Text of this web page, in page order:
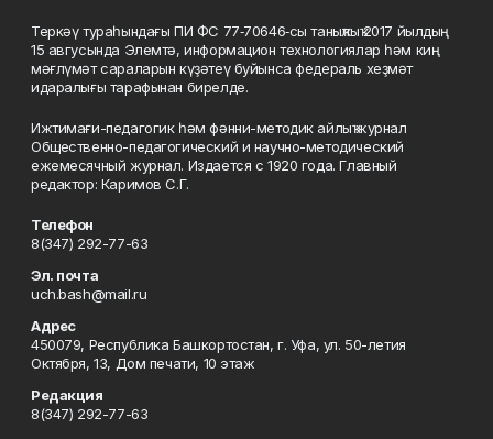
Теркәү тураһындағы ПИ ФС 77‑70646‑сы таныҡлыҡ 2017 йылдың
15 авгусында Элемтә, информацион технологиялар һәм киң
мәғлүмәт сараларын күҙәтеү буйынса федераль хеҙмәт
идаралығы тарафынан бирелде.
Ижтимағи-педагогик һәм фәнни-методик айлыҡ журнал
Общественно-педагогический и научно-методический
ежемесячный журнал. Издается с 1920 года. Главный
редактор: Каримов С.Г.
Телефон
8(347) 292-77-63
Эл. почта
uch.bash@mail.ru
Адрес
450079, Республика Башкортостан, г. Уфа, ул. 50-летия
Октября, 13, Дом печати, 10 этаж
Редакция
8(347) 292-77-63